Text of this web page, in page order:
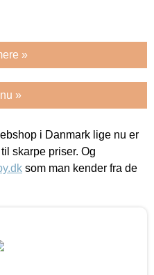
»
»
i Danmark lige nu er
skarpe priser. Og
som man kender fra de